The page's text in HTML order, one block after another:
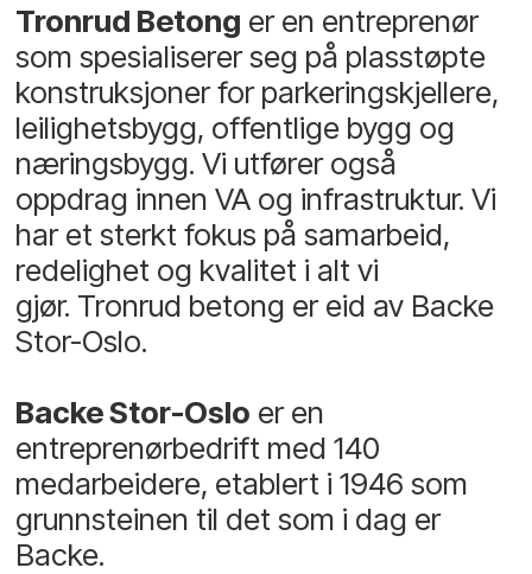
Tronrud Betong er en entreprenør
som spesialiserer seg på plasstøpte
konstruksjoner for parkeringskjellere,
leilighetsbygg, offentlige bygg og
næringsbygg. Vi utfører også
oppdrag innen VA og infrastruktur. Vi
har et sterkt fokus på samarbeid,
redelighet og kvalitet i alt vi
gjør. Tronrud betong er eid av Backe
Stor-Oslo.
Backe Stor-Oslo er en
entreprenørbedrift med 140
medarbeidere, etablert i 1946 som
grunnsteinen til det som i dag er
Backe.